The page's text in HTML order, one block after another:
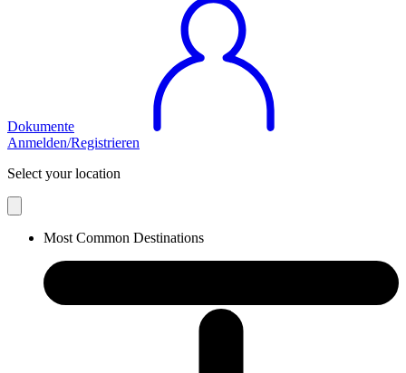
Dokumente
Anmelden/Registrieren
Select your location
Most Common Destinations